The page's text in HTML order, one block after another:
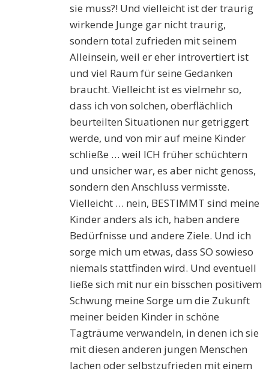
sie muss?! Und vielleicht ist der traurig
wirkende Junge gar nicht traurig,
sondern total zufrieden mit seinem
Alleinsein, weil er eher introvertiert ist
und viel Raum für seine Gedanken
braucht. Vielleicht ist es vielmehr so,
dass ich von solchen, oberflächlich
beurteilten Situationen nur getriggert
werde, und von mir auf meine Kinder
schließe … weil ICH früher schüchtern
und unsicher war, es aber nicht genoss,
sondern den Anschluss vermisste.
Vielleicht … nein, BESTIMMT sind meine
Kinder anders als ich, haben andere
Bedürfnisse und andere Ziele. Und ich
sorge mich um etwas, dass SO sowieso
niemals stattfinden wird. Und eventuell
ließe sich mit nur ein bisschen positivem
Schwung meine Sorge um die Zukunft
meiner beiden Kinder in schöne
Tagträume verwandeln, in denen ich sie
mit diesen anderen jungen Menschen
lachen oder selbstzufrieden mit einem